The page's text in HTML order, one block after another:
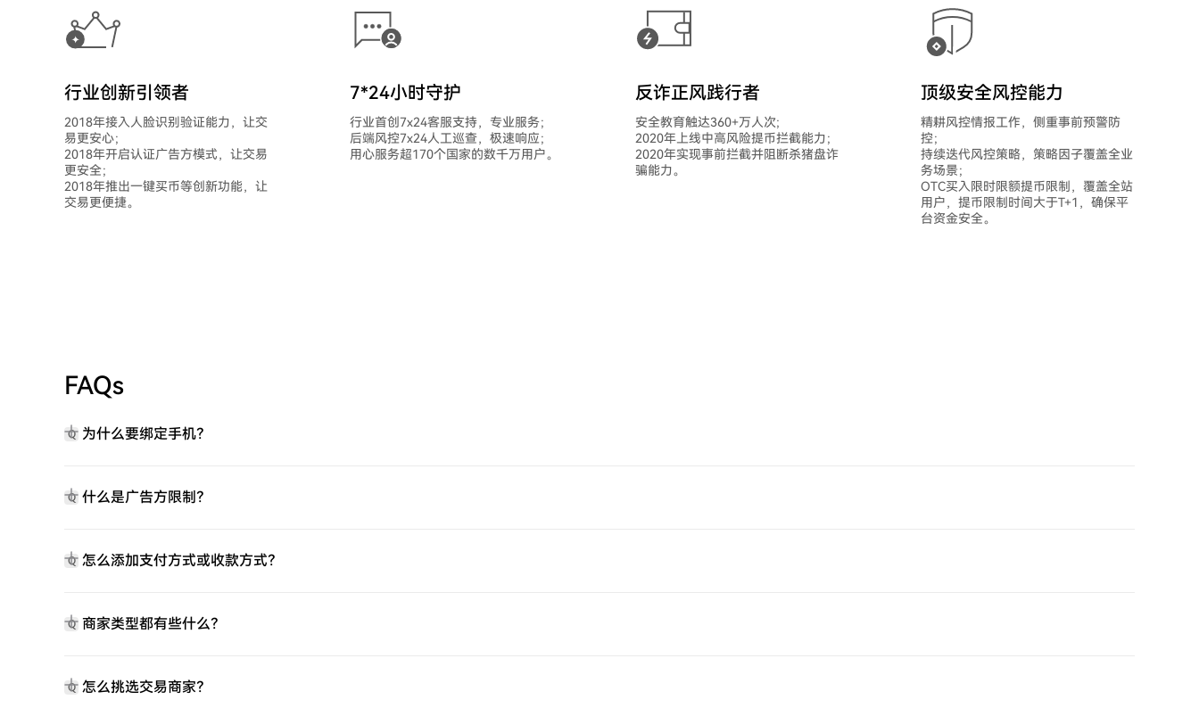
行业创新引领者
2018年接入人脸识别验证能力，让交
易更安心；
2018年开启认证广告方模式，让交易
更安全；
2018年推出一键买币等创新功能，让
交易更便捷。
7*24小时守护
行业首创7x24客服支持，专业服务；
后端风控7x24人工巡查，极速响应；
用心服务超170个国家的数千万用户。
反诈正风践行者
安全教育触达360+万人次;
2020年上线中高风险提币拦截能力；
2020年实现事前拦截并阻断杀猪盘诈
骗能力。
顶级安全风控能力
精耕风控情报工作，侧重事前预警防
控；
持续迭代风控策略，策略因子覆盖全业
务场景；
OTC买入限时限额提币限制，覆盖全站
用户，提币限制时间大于T+1，确保平
台资金安全。
FAQs
Q 为什么要绑定手机？
Q 什么是广告方限制？
Q 怎么添加支付方式或收款方式？
Q 商家类型都有些什么？
Q 怎么挑选交易商家？